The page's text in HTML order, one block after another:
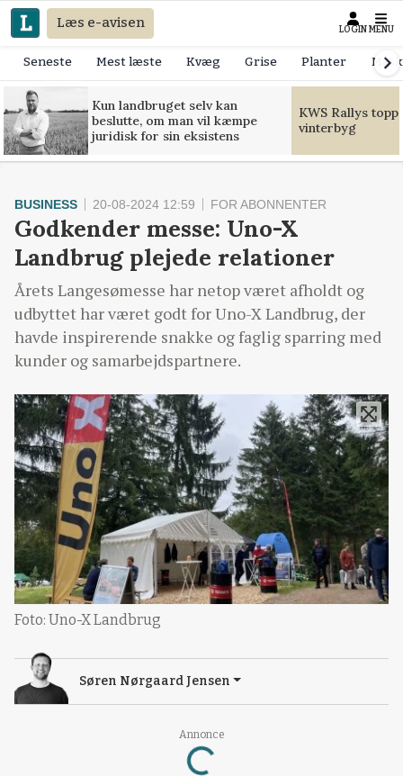
Læs e-avisen LOGIN MENU
Seneste Mest læste Kvæg Grise Planter
Kun landbruget selv kan
beslutte, om man vil kæmpe
juridisk for sin eksistens
KWS Rallys
vinterbyg
Annonce
Loading...
BUSINESS 20-08-2024 12:59 FOR ABONNENTER
Godkender messe: Uno-X
Landbrug plejede relationer
Årets Langesømesse har netop været afholdt og
udbyttet har været godt for Uno-X Landbrug, der
havde inspirerende snakke og faglig sparring med
kunder og samarbejdspartnere.
Foto: Uno-X Landbrug
Søren Nørgaard Jensen